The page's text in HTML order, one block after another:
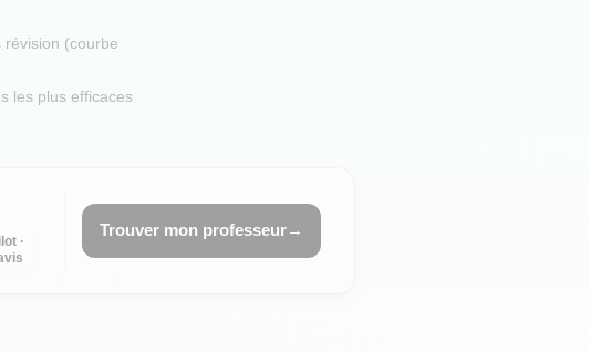
(courbe
les plus efficaces
·
Trouver mon professeur→